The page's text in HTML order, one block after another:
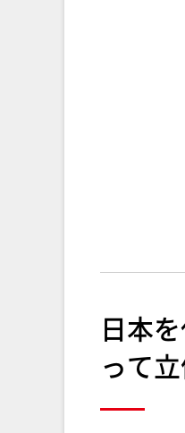
日本
って